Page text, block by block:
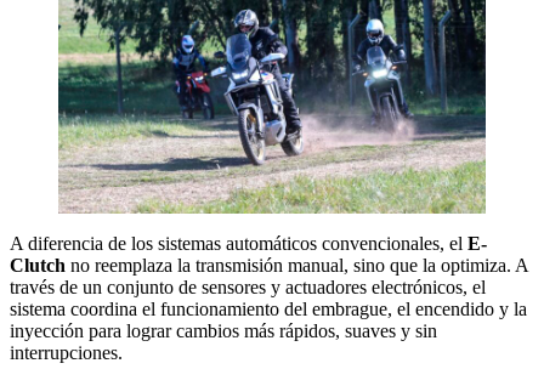
A diferencia de los sistemas automáticos convencionales, el E-
Clutch no reemplaza la transmisión manual, sino que la optimiza. A
través de un conjunto de sensores y actuadores electrónicos, el
sistema coordina el funcionamiento del embrague, el encendido y la
inyección para lograr cambios más rápidos, suaves y sin
interrupciones.